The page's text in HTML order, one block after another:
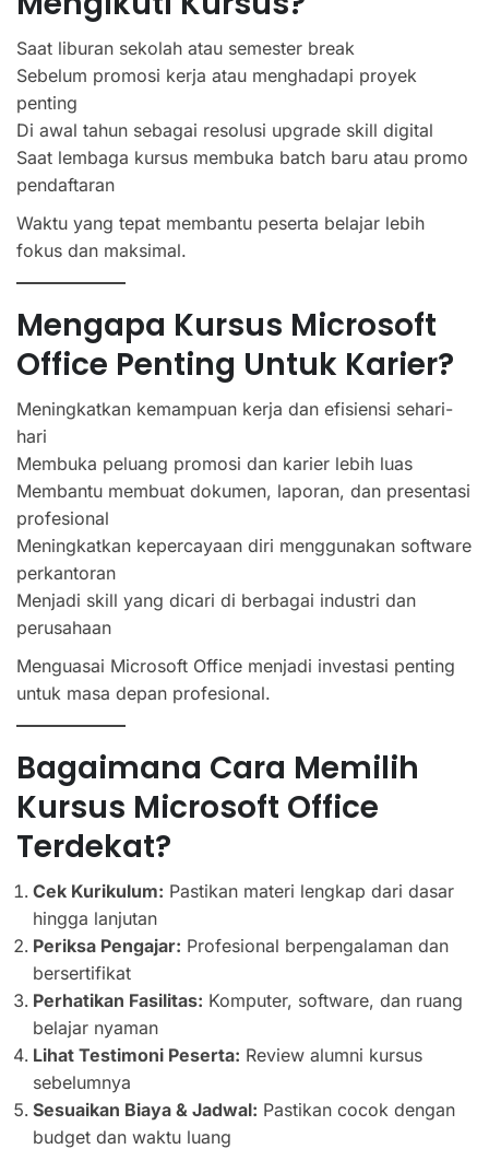
Saat liburan sekolah atau semester break
Sebelum promosi kerja atau menghadapi proyek
penting
Di awal tahun sebagai resolusi upgrade skill digital
Saat lembaga kursus membuka batch baru atau promo
pendaftaran
Waktu yang tepat membantu peserta belajar lebih
fokus dan maksimal.
Mengapa Kursus Microsoft
Office Penting Untuk Karier?
Meningkatkan kemampuan kerja dan efisiensi sehari-
hari
Membuka peluang promosi dan karier lebih luas
Membantu membuat dokumen, laporan, dan presentasi
profesional
Meningkatkan kepercayaan diri menggunakan software
perkantoran
Menjadi skill yang dicari di berbagai industri dan
perusahaan
Menguasai Microsoft Office menjadi investasi penting
untuk masa depan profesional.
Bagaimana Cara Memilih
Kursus Microsoft Office
Terdekat?
Cek Kurikulum: Pastikan materi lengkap dari dasar
hingga lanjutan
Periksa Pengajar: Profesional berpengalaman dan
bersertifikat
Perhatikan Fasilitas: Komputer, software, dan ruang
belajar nyaman
Lihat Testimoni Peserta: Review alumni kursus
sebelumnya
Sesuaikan Biaya & Jadwal: Pastikan cocok dengan
budget dan waktu luang